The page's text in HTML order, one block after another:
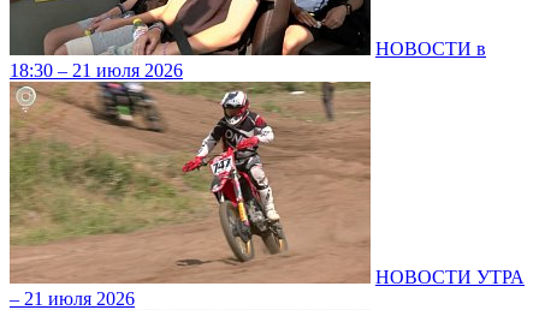
НОВОСТИ в
18:30 – 21 июля 2026
НОВОСТИ УТРА
– 21 июля 2026